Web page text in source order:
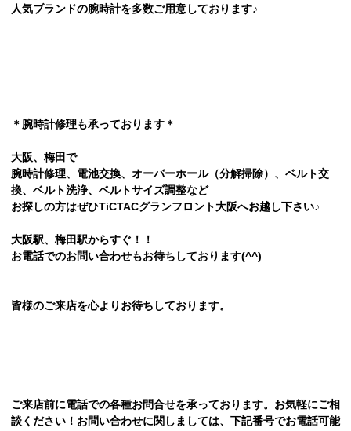
人気ブランドの腕時計を多数ご用意しております♪
＊腕時計修理も承っております＊
大阪、梅田で
腕時計修理、電池交換、オーバーホール（分解掃除）、ベルト交
換、ベルト洗浄、ベルトサイズ調整など
お探しの方はぜひTiCTACグランフロント大阪へお越し下さい♪
大阪駅、梅田駅からすぐ！！
お電話でのお問い合わせもお待ちしております(^^)
皆様のご来店を心よりお待ちしております。
ご来店前に電話での各種お問合せを承っております。お気軽にご相
談ください！お問い合わせに関しましては、下記番号でお電話可能